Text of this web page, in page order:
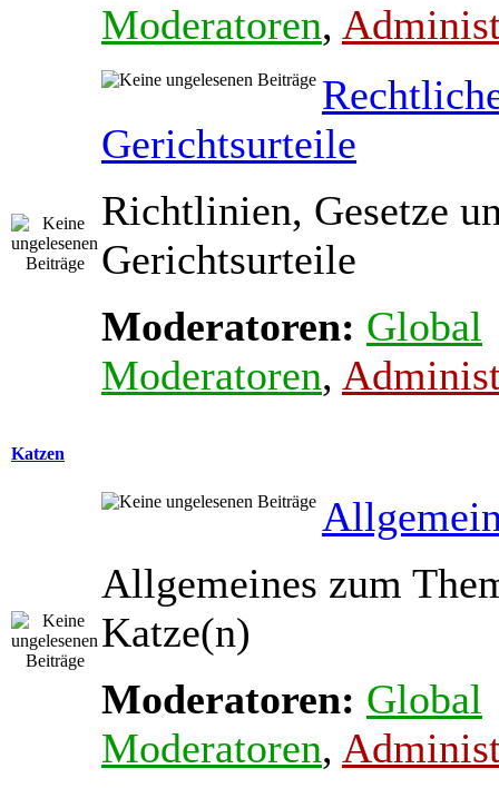
Moderatoren,
Gerichtsurteile
Richtlinien, Gesetze
Gerichtsurteile
Moderatoren: Global
Moderatoren,
Katzen
Allgemeines zum
Katze(n)
Moderatoren: Global
Moderatoren,